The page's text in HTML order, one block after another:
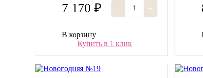
7 170 ₽ - +
В корзину
Купить в 1 клик